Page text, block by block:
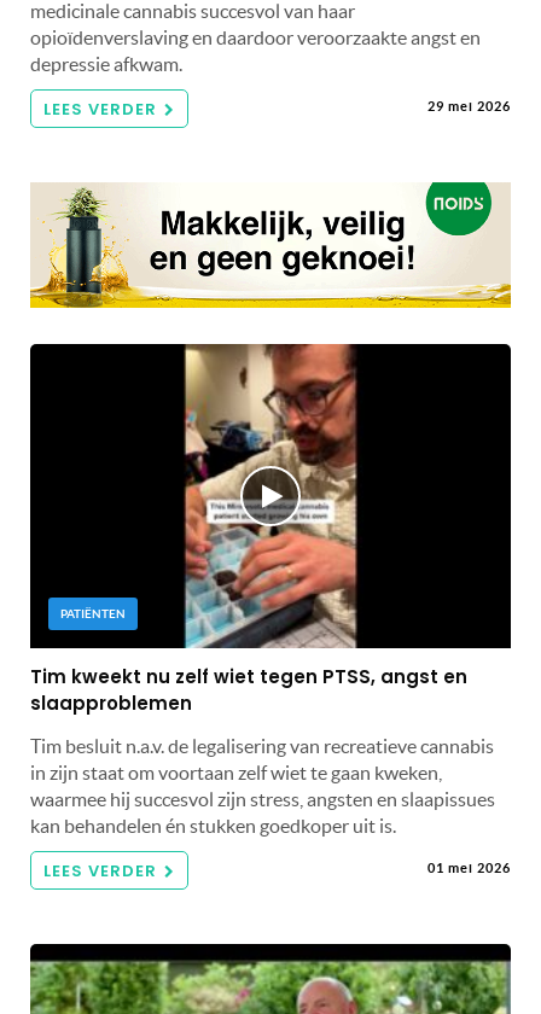
medicinale cannabis succesvol van haar
opioïdenverslaving en daardoor veroorzaakte angst en
depressie afkwam.
LEES VERDER 29 mei 2026
PATIËNTEN
Tim kweekt nu zelf wiet tegen PTSS, angst en
slaapproblemen
Tim besluit n.a.v. de legalisering van recreatieve cannabis
in zijn staat om voortaan zelf wiet te gaan kweken,
waarmee hij succesvol zijn stress, angsten en slaapissues
kan behandelen én stukken goedkoper uit is.
LEES VERDER 01 mei 2026